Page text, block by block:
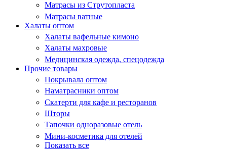
Матрасы из Струтопласта
Матрасы ватные
Халаты оптом
Халаты вафельные кимоно
Халаты махровые
Медицинская одежда, спецодежда
Прочие товары
Покрывала оптом
Наматрасники оптом
Скатерти для кафе и ресторанов
Шторы
Тапочки одноразовые отель
Мини-косметика для отелей
Показать все